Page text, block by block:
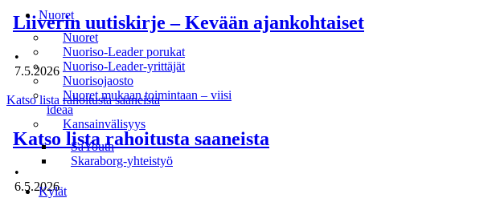
Nuoret
Nuoret
Nuoriso-Leader porukat
Nuoriso-Leader-yrittäjät
Nuorisojaosto
Nuoret mukaan toimintaan – viisi
ideaa
Kansainvälisyys
SaYouth
Skaraborg-yhteistyö
Kylät
Liiverin uutiskirje – Kevään ajankohtaiset
•
7.5.2026
Katso lista rahoitusta saaneista
Katso lista rahoitusta saaneista
•
6.5.2026